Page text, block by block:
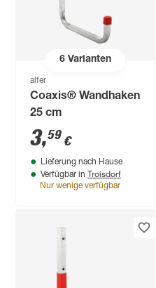
6Varianten
alfer
Coaxis® Wandhaken
25 cm
3,59 €
Lieferung nach Hause
Verfügbar in Troisdorf
Nur wenige verfügbar